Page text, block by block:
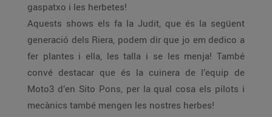
gaspatxo i les herbetes!
Aquests shows els fa la Judit, que és la següent
generació dels Riera, podem dir que jo em dedico a
fer plantes i ella, les talla i se les menja! També
convé destacar que és la cuinera de l’equip de
Moto3 d’en Sito Pons, per la qual cosa els pilots i
mecànics també mengen les nostres herbes!